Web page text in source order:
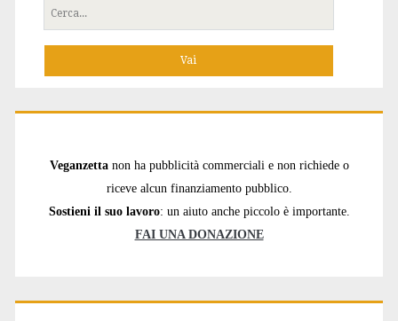
Cerca
per:
Veganzetta non ha pubblicità commerciali e non richiede o
riceve alcun finanziamento pubblico.
Sostieni il suo lavoro: un aiuto anche piccolo è importante.
FAI UNA DONAZIONE